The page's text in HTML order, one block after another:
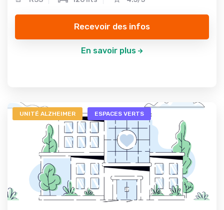
Recevoir des infos
En savoir plus
UNITÉ ALZHEIMER ESPACES VERTS